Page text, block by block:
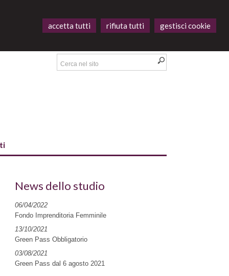
accetta tutti rifiuta tutti gestisci cookie
News dello studio
06/04/2022
Fondo Imprenditoria Femminile
13/10/2021
Green Pass Obbligatorio
03/08/2021
Green Pass dal 6 agosto 2021